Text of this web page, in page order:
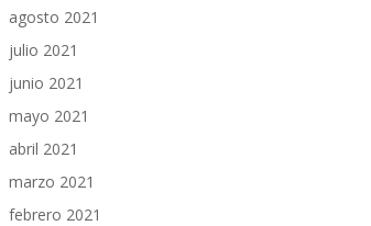
agosto 2021
julio 2021
junio 2021
mayo 2021
abril 2021
marzo 2021
febrero 2021